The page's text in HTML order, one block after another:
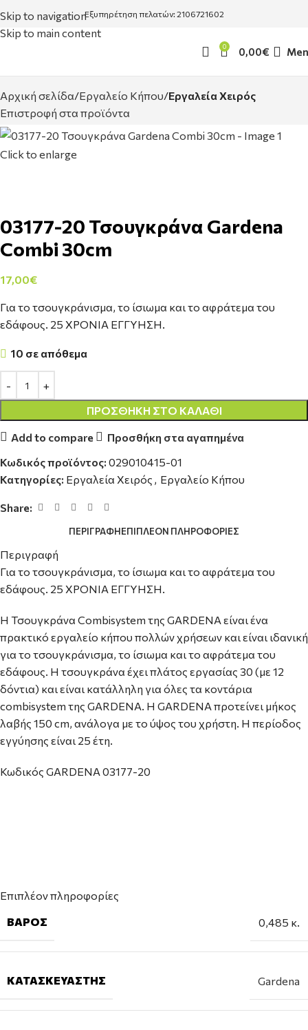
Skip to navigation
Skip to main content
Εξυπηρέτηση πελατών: 2106721602
0 0,00€
Αρχική σελίδα Εργαλείο Κήπου Εργαλεία Χειρός
Επιστροφή στα προϊόντα
Click to enlarge
03177-20 Τσουγκράνα Gardena
Combi 30cm
17,00€
Για το τσουγκράνισμα, το ίσιωμα και το αφράτεμα του
εδάφους. 25 ΧΡΟΝΙΑ ΕΓΓΥΗΣΗ.
10 σε απόθεμα
ΠΡΟΣΘΉΚΗ ΣΤΟ ΚΑΛΆΘΙ
Add to compare
Προσθήκη στα αγαπημένα
Κωδικός προϊόντος: 029010415-01
Κατηγορίες: Εργαλεία Χειρός , Εργαλείο Κήπου
Share:
ΠΕΡΙΓΡΑΦΉΕΠΙΠΛΈΟΝ ΠΛΗΡΟΦΟΡΊΕΣ
Περιγραφή
Για το τσουγκράνισμα, το ίσιωμα και το αφράτεμα του
εδάφους. 25 ΧΡΟΝΙΑ ΕΓΓΥΗΣΗ.
Η Τσουγκράνα Combisystem της GARDENA είναι ένα
πρακτικό εργαλείο κήπου πολλών χρήσεων και είναι ιδανική
για το τσουγκράνισμα, το ίσιωμα και το αφράτεμα του
εδάφους. Η τσουγκράνα έχει πλάτος εργασίας 30 (με 12
δόντια) και είναι κατάλληλη για όλες τα κοντάρια
combisystem της GARDENA. Η GARDENA προτείνει μήκος
λαβής 150 cm, ανάλογα με το ύψος του χρήστη. Η περίοδος
εγγύησης είναι 25 έτη.
Κωδικός GARDENA 03177-20
Επιπλέον πληροφορίες
ΒΆΡΟΣ
0,485 κ.
ΚΑΤΑΣΚΕΥΑΣΤΉΣ Gardena